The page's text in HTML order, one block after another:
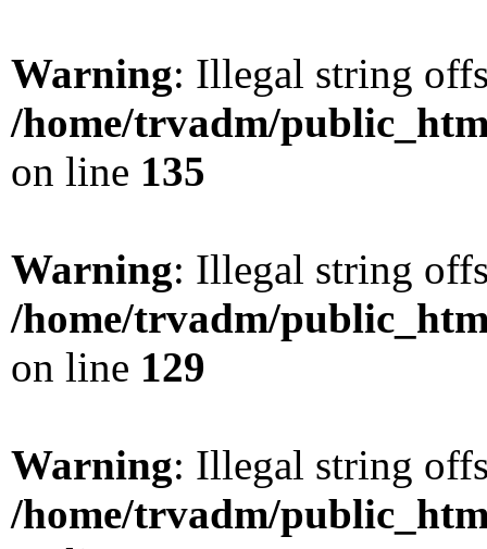
Warning: Illegal string
/home/trvadm/
on line 135
Warning: Illegal string
/home/trvadm/
on line 129
Warning: Illegal string
/home/trvadm/